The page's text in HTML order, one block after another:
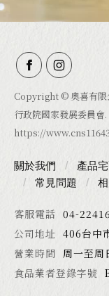
Copyright © 奧喜有
行政院國家發展委員會
https://
關於我們 產品
常見問題
客服電話 04-
公司地址 406台中
營業時間 周一至
食品業者登錄字號